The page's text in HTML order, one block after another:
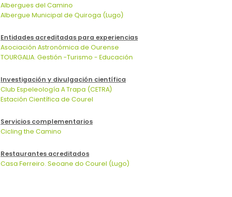
Albergues del Camino
Albergue Municipal de Quiroga (Lugo)
Entidades acreditadas para experiencias
Asociación Astronómica de Ourense
TOURGALIA. Gestión -Turismo - Educación
Investigación y divulgación científica
Club Espeleología A Trapa (CETRA)
Estación Científica de Courel
Servicios complementarios
Cicling the Camino
Restaurantes acreditados
Casa Ferreiro. Seoane do Courel (Lugo)